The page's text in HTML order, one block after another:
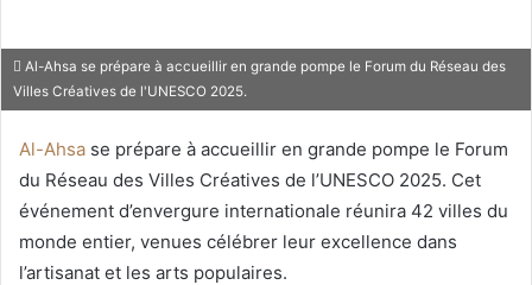
Al-Ahsa se prépare à accueillir en grande pompe le Forum du Réseau des
Villes Créatives de l'UNESCO 2025.
Al-Ahsa se prépare à accueillir en grande pompe le Forum
du Réseau des Villes Créatives de l’UNESCO 2025. Cet
événement d’envergure internationale réunira 42 villes du
monde entier, venues célébrer leur excellence dans
l’artisanat et les arts populaires.